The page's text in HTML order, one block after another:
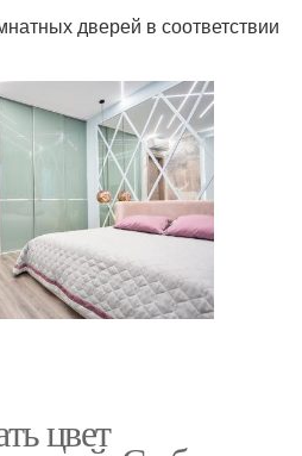
дверей в соответствии
цвет